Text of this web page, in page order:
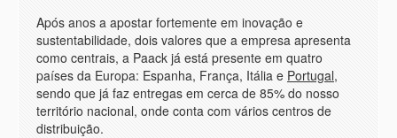
Após anos a apostar fortemente em inovação e
sustentabilidade, dois valores que a empresa apresenta
como centrais, a Paack já está presente em quatro
países da Europa: Espanha, França, Itália e Portugal,
sendo que já faz entregas em cerca de 85% do nosso
território nacional, onde conta com vários centros de
distribuição.